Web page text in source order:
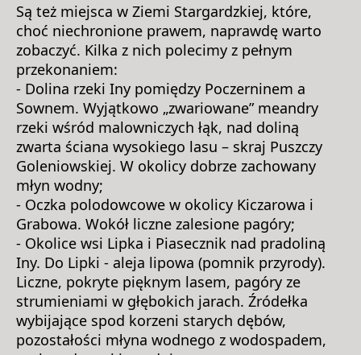
Są też miejsca w Ziemi Stargardzkiej, które,
choć niechronione prawem, naprawdę warto
zobaczyć. Kilka z nich polecimy z pełnym
przekonaniem:
- Dolina rzeki Iny pomiędzy Poczerninem a
Sownem. Wyjątkowo „zwariowane” meandry
rzeki wśród malowniczych łąk, nad doliną
zwarta ściana wysokiego lasu – skraj Puszczy
Goleniowskiej. W okolicy dobrze zachowany
młyn wodny;
- Oczka polodowcowe w okolicy Kiczarowa i
Grabowa. Wokół liczne zalesione pagóry;
- Okolice wsi Lipka i Piasecznik nad pradoliną
Iny. Do Lipki - aleja lipowa (pomnik przyrody).
Liczne, pokryte pięknym lasem, pagóry ze
strumieniami w głębokich jarach. Źródełka
wybijające spod korzeni starych dębów,
pozostałości młyna wodnego z wodospadem,